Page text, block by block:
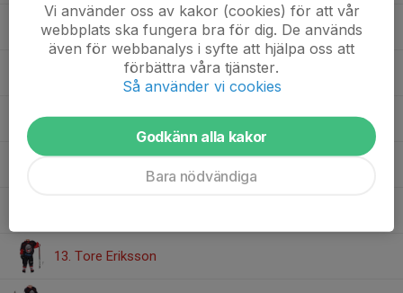
32. Malte Wennerqvist
26. Manne Sunnerfjord
15. Melvin Wallin
13. Tore Eriksson
Vi använder oss av kakor (cookies) för att vår
webbplats ska fungera bra för dig. De används
även för webbanalys i syfte att hjälpa oss att
förbättra våra tjänster.
Så använder vi cookies
Godkänn alla kakor
Bara nödvändiga